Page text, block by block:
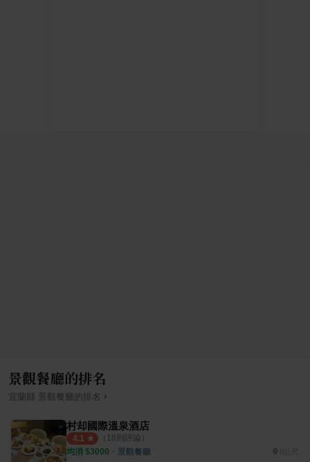
景觀餐廳的排名
宜蘭縣 景觀餐廳的排名 ›
村却國際溫泉酒店
4.1 （ 18則評論）
均消 $3000 ・ 景觀餐廳